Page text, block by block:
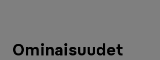
Ominaisuudet